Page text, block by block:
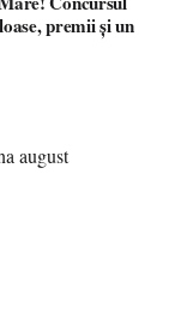
premii și un